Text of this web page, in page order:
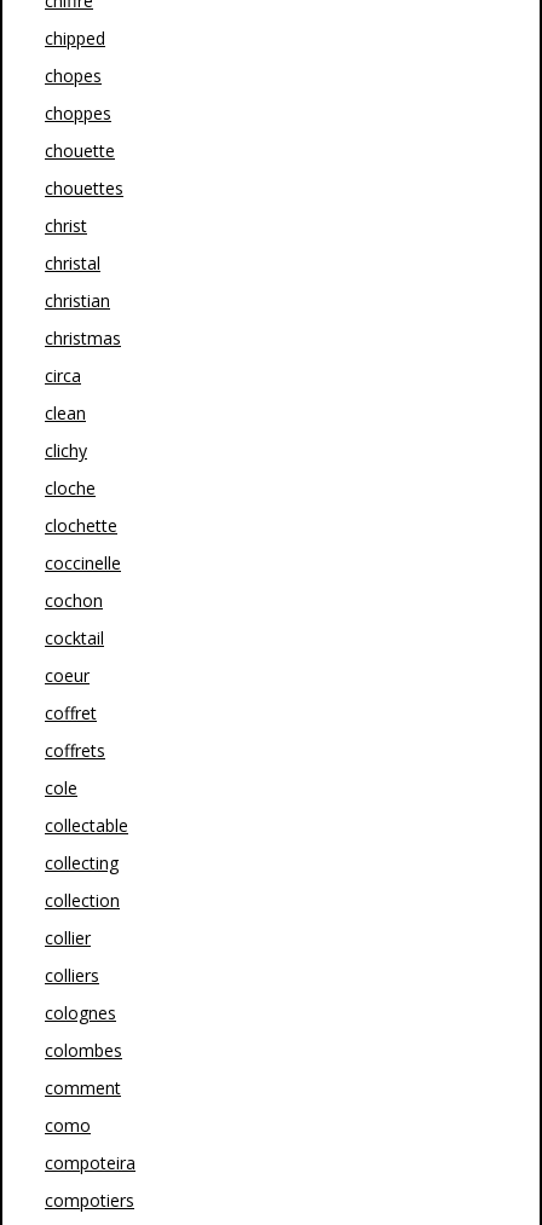
chipped
chopes
choppes
chouette
chouettes
christ
christal
christian
christmas
circa
clean
clichy
cloche
clochette
coccinelle
cochon
cocktail
coeur
coffret
coffrets
cole
collectable
collecting
collection
collier
colliers
colognes
colombes
comment
como
compoteira
compotiers